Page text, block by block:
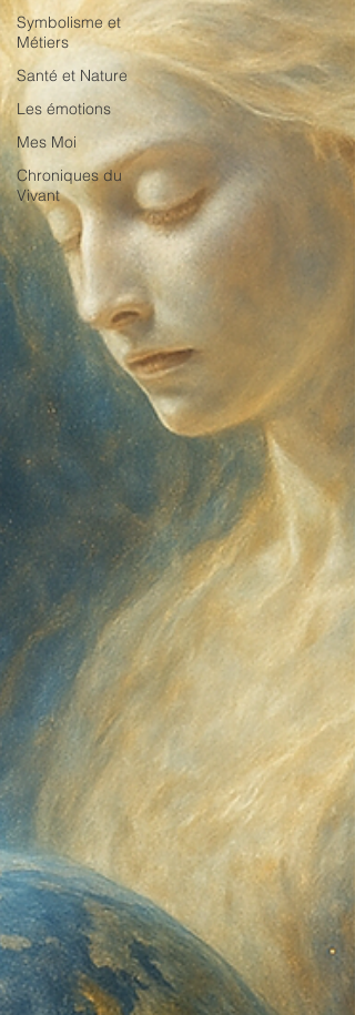
Symbolisme et
Métiers
Santé et Nature
Les émotions
Mes Moi
Chroniques du
Vivant